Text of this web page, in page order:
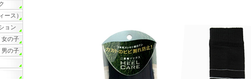
ース）
ョン
女の子
男の子